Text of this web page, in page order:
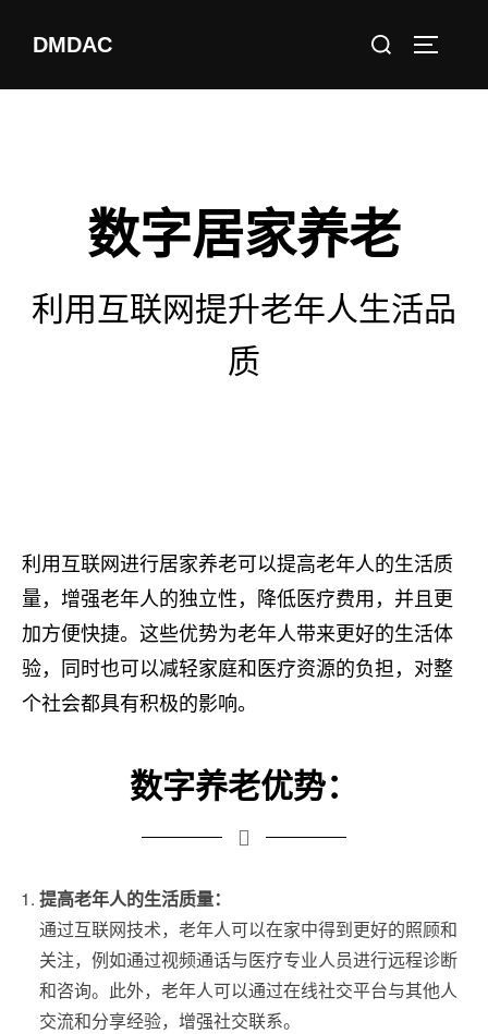
DMDAC
数字居家养老
利用互联网提升老年人生活品
质
利用互联网进行居家养老可以提高老年人的生活质
量，增强老年人的独立性，降低医疗费用，并且更
加方便快捷。这些优势为老年人带来更好的生活体
验，同时也可以减轻家庭和医疗资源的负担，对整
个社会都具有积极的影响。
数字养老优势：
提高老年人的生活质量：
通过互联网技术，老年人可以在家中得到更好的照顾和
关注，例如通过视频通话与医疗专业人员进行远程诊断
和咨询。此外，老年人可以通过在线社交平台与其他人
交流和分享经验，增强社交联系。